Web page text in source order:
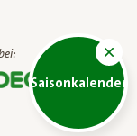
Saisonkalender